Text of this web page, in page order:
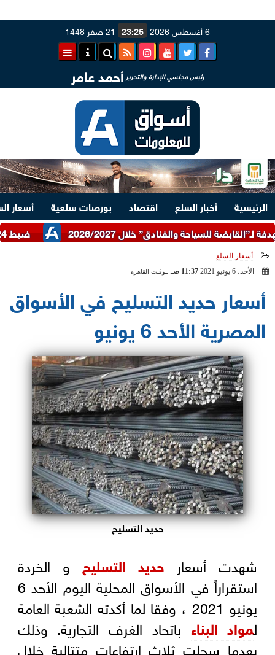
6 أغسطس 2026 23:25 21 صفر 1448
رئيس مجلسي الإدارة والتحرير أحمد عامر
الرئيسية أخبار السلع اقتصاد بورصات سلعية
أسعار
ضبط 24 طن دقيق أبيض وبلدي مدعم عبر شرطة التموين
أسعار السلع
الأحد، 6 يونيو 2021
11:37 صـ بتوقيت القاهرة
أسعار حديد التسليح في الأسواق
المصرية الأحد 6 يونيو
حديد التسليح
شهدت أسعار حديد التسليح و الخردة
استقراراً في الأسواق المحلية اليوم الأحد 6
يونيو 2021 ، وفقا لما أكدته الشعبة العامة
لمواد البناء باتحاد الغرف التجارية. وذلك
بعدما سجلت ثلاث ارتفاعات متتالية خلال